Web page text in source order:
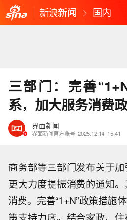
新浪新闻 国内
三部门：完善
系，加大服务消费
界面新闻
界面新闻官方账号 2025.12.14 15:41
商务部等三部门发布关于加
更大力度提振消费的通知
消费。完善“1+N”政策措施